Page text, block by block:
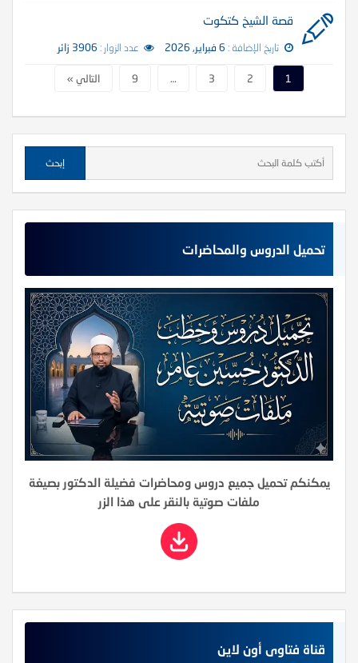
قصة الشيخ كتكوت
تاريخ الإضافة : 6 فبراير, 2026 عدد الزوار : 3906 زائر
1
2
3
…
9 التالي »
تحميل الدروس والمحاضرات
يمكنكم تحميل جميع دروس ومحاضرات فضيلة الدكتور بصيغة
ملفات صوتية بالنقر على هذا الزر
قناة فتاوى أون لاين